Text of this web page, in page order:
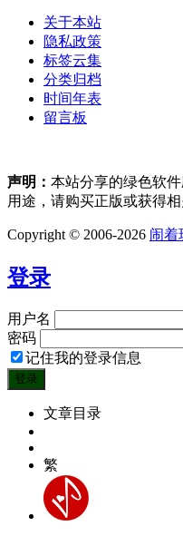
关于本站
隐私政策
标签云集
分类归档
时间年表
留言板
声明： 本站分享的绿色软
用途，请购买正版或获得相
Copyright © 2006-2026 闹着
登录
用户名
密码
记住我的登录信息
文章目录
繁